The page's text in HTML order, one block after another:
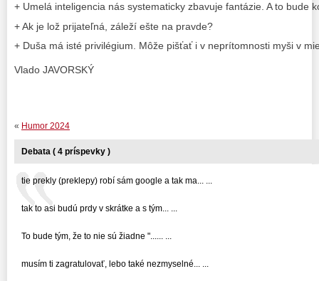
+ Umelá inteligencia nás systematicky zbavuje fantázie. A to bude
+ Ak je lož prijateľná, záleží ešte na pravde?
+ Duša má isté privilégium. Môže pišťať i v neprítomnosti myši v
Vlado JAVORSKÝ
« Humor 2024
Debata ( 4 príspevky )
tie prekly (preklepy) robí sám google a tak ma... ...
tak to asi budú prdy v skrátke a s tým... ...
To bude tým, že to nie sú žiadne "...... ...
musím ti zagratulovať, lebo také nezmyselné... ...